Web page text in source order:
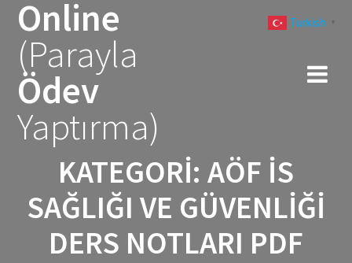
Online
(Parayla
Ödev
Yaptırma)
KATEGORI: AÖF IS
SAĞLIĞI VE GÜVENLIĞI
DERS NOTLARI PDF
Turkish ▼